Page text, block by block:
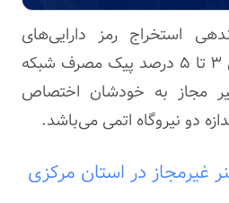
استخراج رمز دارایی‌های
شرکت تولید گفت : بین ۳ تا ۵ درصد پیک مصرف شبکه
مجاز به خودشان اختصاص
دو نیروگاه اتمی می‌باشد.